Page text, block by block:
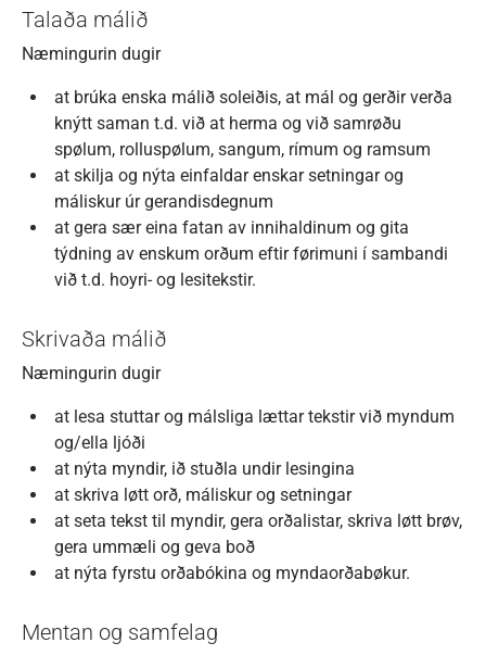
Talaða málið
Næmingurin dugir
at brúka enska málið soleiðis, at mál og gerðir verða
knýtt saman t.d. við at herma og við samrøðu
spølum, rolluspølum, sangum, rímum og ramsum
at skilja og nýta einfaldar enskar setningar og
máliskur úr gerandisdegnum
at gera sær eina fatan av innihaldinum og gita
týdning av enskum orðum eftir førimuni í sambandi
við t.d. hoyri- og lesitekstir.
Skrivaða málið
Næmingurin dugir
at lesa stuttar og málsliga lættar tekstir við myndum
og/ella ljóði
at nýta myndir, ið stuðla undir lesingina
at skriva løtt orð, máliskur og setningar
at seta tekst til myndir, gera orðalistar, skriva løtt brøv,
gera ummæli og geva boð
at nýta fyrstu orðabókina og myndaorðabøkur.
Mentan og samfelag